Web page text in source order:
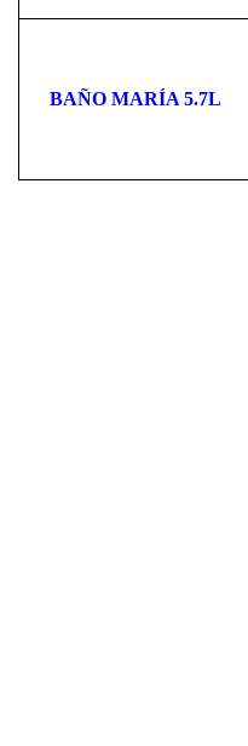
BAÑO MARÍA 5.7L